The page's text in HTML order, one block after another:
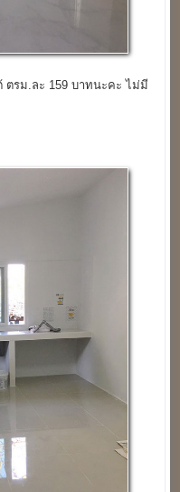
ตรม.ละ 159 บาทนะคะ ไม่มี